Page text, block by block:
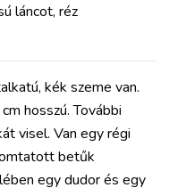
láncot, réz
kék szeme van.
hosszú. További
visel. Van egy régi
betűk
egy dudor és egy